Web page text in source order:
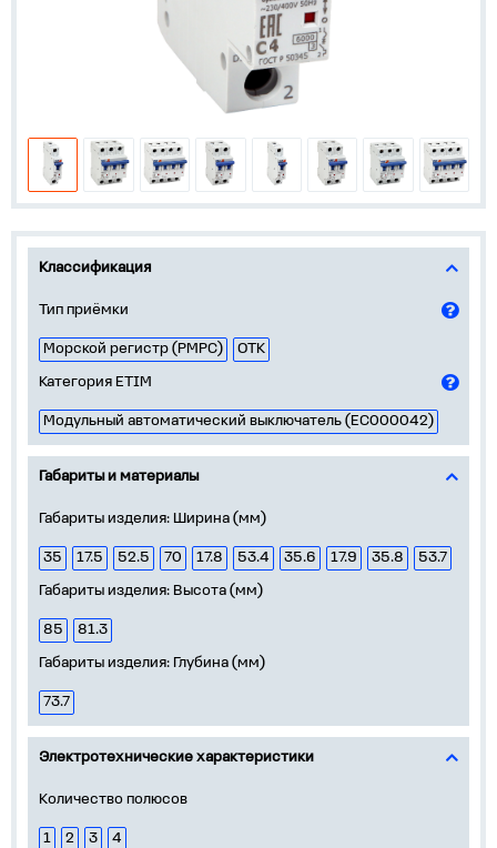
Классификация
Тип приёмки
Морской регистр (РМРС)
ОТК
Категория ETIM
Модульный автоматический выключатель (EC000042)
Габариты и материалы
Габариты изделия: Ширина (мм)
35 17.5 52.5 70 17.8 53.4 35.6 17.9 35.8
53.7
Габариты изделия: Высота (мм)
85
81.3
Габариты изделия: Глубина (мм)
73.7
Электротехнические характеристики
Количество полюсов
1 2 3
4